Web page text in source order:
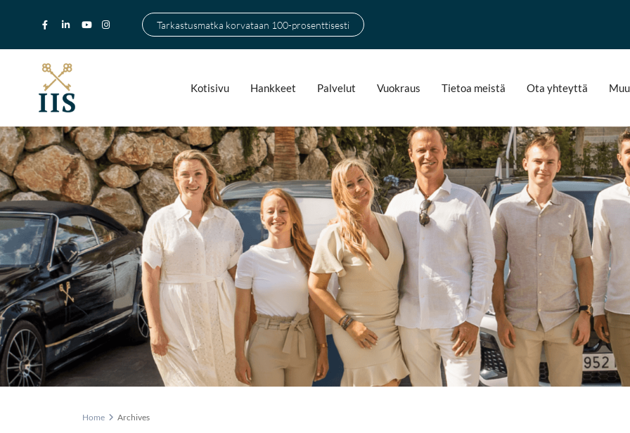
Tarkastusmatka korvataan 100-prosenttisesti
Kotisivu Hankkeet Palvelut Vuokraus Tietoa meistä Ota yhteyttä
Home Archives